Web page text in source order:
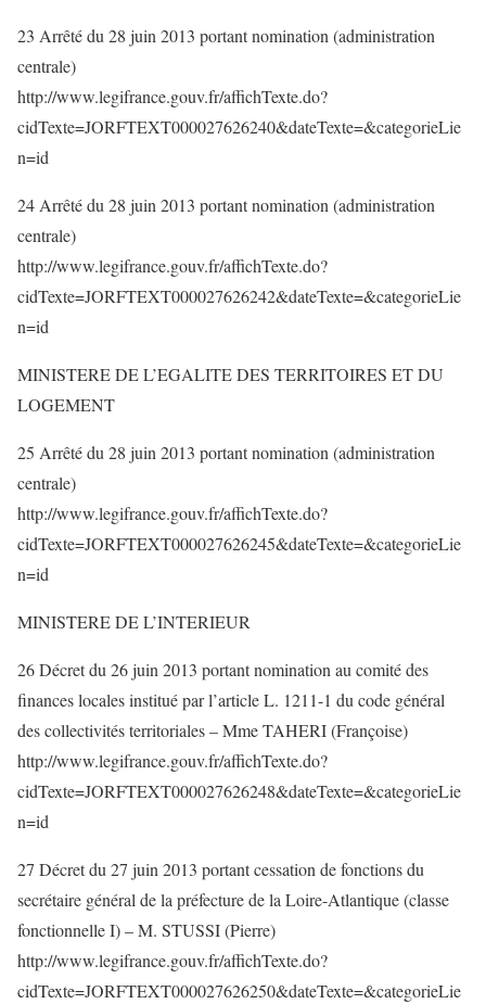
23 Arrêté du 28 juin 2013 portant nomination (administration
centrale)
http://www.legifrance.gouv.fr/affichTexte.do?
cidTexte=JORFTEXT000027626240&dateTexte=&categorieLie
n=id
24 Arrêté du 28 juin 2013 portant nomination (administration
centrale)
http://www.legifrance.gouv.fr/affichTexte.do?
cidTexte=JORFTEXT000027626242&dateTexte=&categorieLie
n=id
MINISTERE DE L’EGALITE DES TERRITOIRES ET DU
LOGEMENT
25 Arrêté du 28 juin 2013 portant nomination (administration
centrale)
http://www.legifrance.gouv.fr/affichTexte.do?
cidTexte=JORFTEXT000027626245&dateTexte=&categorieLie
n=id
MINISTERE DE L’INTERIEUR
26 Décret du 26 juin 2013 portant nomination au comité des
finances locales institué par l’article L. 1211-1 du code général
des collectivités territoriales – Mme TAHERI (Françoise)
http://www.legifrance.gouv.fr/affichTexte.do?
cidTexte=JORFTEXT000027626248&dateTexte=&categorieLie
n=id
27 Décret du 27 juin 2013 portant cessation de fonctions du
secrétaire général de la préfecture de la Loire-Atlantique (classe
fonctionnelle I) – M. STUSSI (Pierre)
http://www.legifrance.gouv.fr/affichTexte.do?
cidTexte=JORFTEXT000027626250&dateTexte=&categorieLie